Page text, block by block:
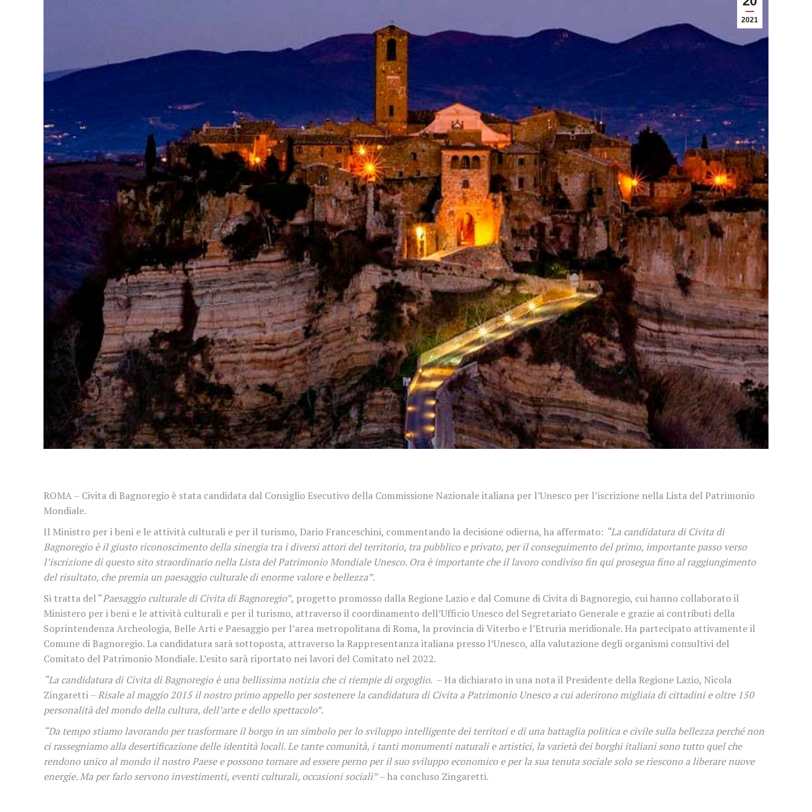
2021
ROMA – Civita di Bagnoregio è stata candidata dal Consiglio Esecutivo della Commissione Nazionale italiana per l’Unesco per l’iscrizione nella Lista del Patrimonio
Mondiale.
Il Ministro per i beni e le attività culturali e per il turismo, Dario Franceschini, commentando la decisione odierna, ha affermato: “La candidatura di Civita di
Bagnoregio è il giusto riconoscimento della sinergia tra i diversi attori del territorio, tra pubblico e privato, per il conseguimento del primo, importante passo verso
l’iscrizione di questo sito straordinario nella Lista del Patrimonio Mondiale Unesco. Ora è importante che il lavoro condiviso fin qui prosegua fino al raggiungimento
del risultato, che premia un paesaggio culturale di enorme valore e bellezza”.
Si tratta del “Paesaggio culturale di Civita di Bagnoregio”, progetto promosso dalla Regione Lazio e dal Comune di Civita di Bagnoregio, cui hanno collaborato il
Ministero per i beni e le attività culturali e per il turismo, attraverso il coordinamento dell’Ufficio Unesco del Segretariato Generale e grazie ai contributi della
Soprintendenza Archeologia, Belle Arti e Paesaggio per l’area metropolitana di Roma, la provincia di Viterbo e l’Etruria meridionale. Ha partecipato attivamente il
Comune di Bagnoregio. La candidatura sarà sottoposta, attraverso la Rappresentanza italiana presso l’Unesco, alla valutazione degli organismi consultivi del
Comitato del Patrimonio Mondiale. L’esito sarà riportato nei lavori del Comitato nel 2022.
“La candidatura di Civita di Bagnoregio è una bellissima notizia che ci riempie di orgoglio. – Ha dichiarato in una nota il Presidente della Regione Lazio, Nicola
Zingaretti –Risale al maggio 2015 il nostro primo appello per sostenere la candidatura di Civita a Patrimonio Unesco a cui aderirono migliaia di cittadini e oltre 150
personalità del mondo della cultura, dell’arte e dello spettacolo”.
“Da tempo stiamo lavorando per trasformare il borgo in un simbolo per lo sviluppo intelligente dei territori e di una battaglia politica e civile sulla bellezza perché non
ci rassegniamo alla desertificazione delle identità locali. Le tante comunità, i tanti monumenti naturali e artistici, la varietà dei borghi italiani sono tutto quel che
rendono unico al mondo il nostro Paese e possono tornare ad essere perno per il suo sviluppo economico e per la sua tenuta sociale solo se riescono a liberare nuove
energie. Ma per farlo servono investimenti, eventi culturali, occasioni sociali”– ha concluso Zingaretti.